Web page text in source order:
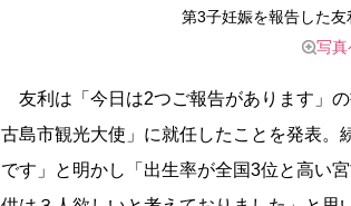
第3子妊娠を報告した
写真
友利は「今日は2つご報告があります」
古島市観光大使」に就任したことを発表。
です」と明かし「出生率が全国3位と高い